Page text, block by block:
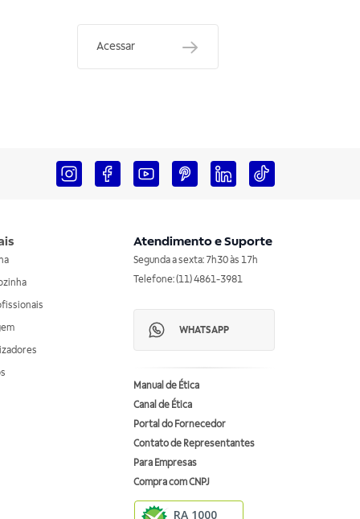
Acessar
Atendimento e Suporte
Segunda a sexta: 7h30 às 17h
Telefone: (11) 4861-3981
WHATSAPP
Manual de Ética
Canal de Ética
Portal do Fornecedor
Contato de Representantes
Para Empresas
Compra com CNPJ
RA 1000